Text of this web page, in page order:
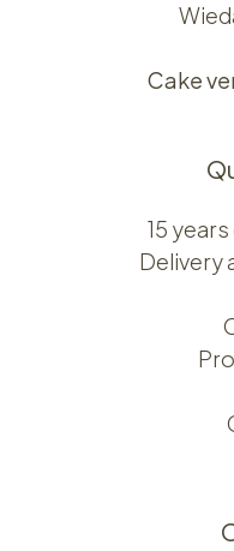
Cake
15
Delivery